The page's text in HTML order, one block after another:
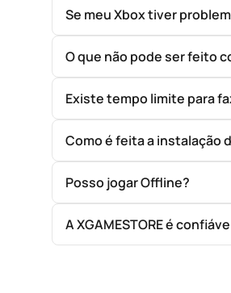
Se meu Xbox tiver
O que não pode ser feito
Existe tempo limite para
Como é feita a instalação
Posso jogar Offline?
A XGAMESTORE é